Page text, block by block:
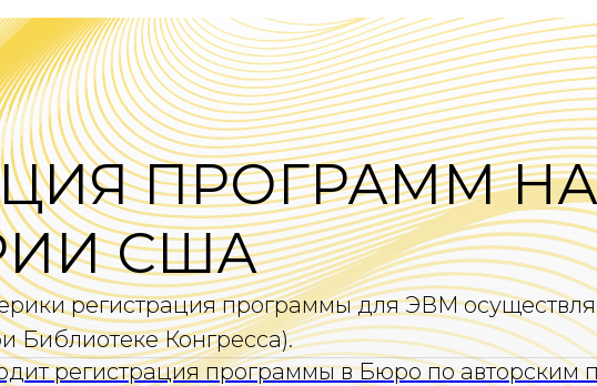
ПРОГРАММ НА
США
регистрация программы для ЭВМ
Библиотеке Конгресса).
регистрация программы в Бюро по авторским